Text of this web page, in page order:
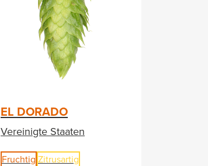
EL DORADO
Vereinigte Staaten
Fruchtig Zitrusartig